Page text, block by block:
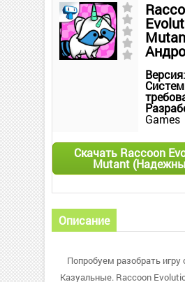
Версия
Games
Скачать Raccoon
Mutant
Описание
Попробуем разобрать
Казуальные. Raccoon